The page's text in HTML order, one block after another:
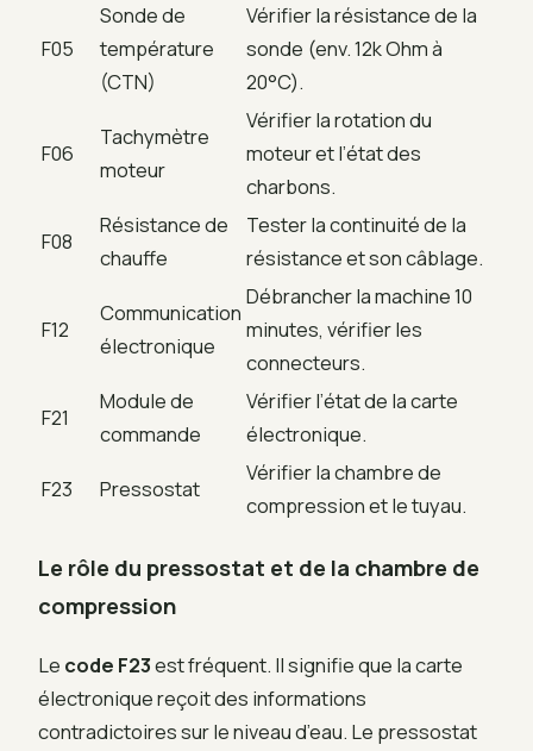
F05
Sonde de
température
(CTN)
Vérifier la résistance de la
sonde (env. 12k Ohm à
20°C).
F06
Tachymètre
moteur
Vérifier la rotation du
moteur et l’état des
charbons.
F08
Résistance de
chauffe
Tester la continuité de la
résistance et son câblage.
F12
Communication
électronique
Débrancher la machine 10
minutes, vérifier les
connecteurs.
F21
Module de
commande
Vérifier l’état de la carte
électronique.
F23
Pressostat
Vérifier la chambre de
compression et le tuyau.
Le rôle du pressostat et de la chambre de
compression
Le code F23est fréquent. Il signifie que la carte
électronique reçoit des informations
contradictoires sur le niveau d’eau. Le pressostat